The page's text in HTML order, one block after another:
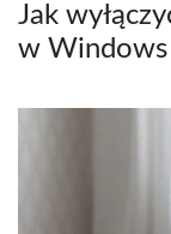
Jak
w Windows